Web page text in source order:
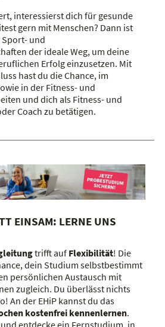
interessierst dich für gesunde
gern mit Menschen? Dann ist
und
der ideale Weg, um deine
Erfolg einzusetzen. Mit
hast du die Chance, im
in der Fitness- und
und dich als Fitness- und
Coach zu betätigen.
EINSAM: LERNE UNS
trifft auf Flexibilität! Die
dein Studium selbstbestimmt
persönlichen Austausch mit
zugleich. Du überlässt nichts
An der EHiP kannst du das
kostenfrei kennenlernen.